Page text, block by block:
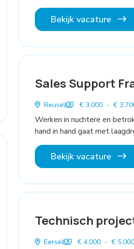
Bekijk vacature
Sales Support
Reusel € 3,000 - €
Werken in nuchtere en
hand in hand gaat met
Bekijk vacature
Technisch
Eersel € 4,000 - € 5,000